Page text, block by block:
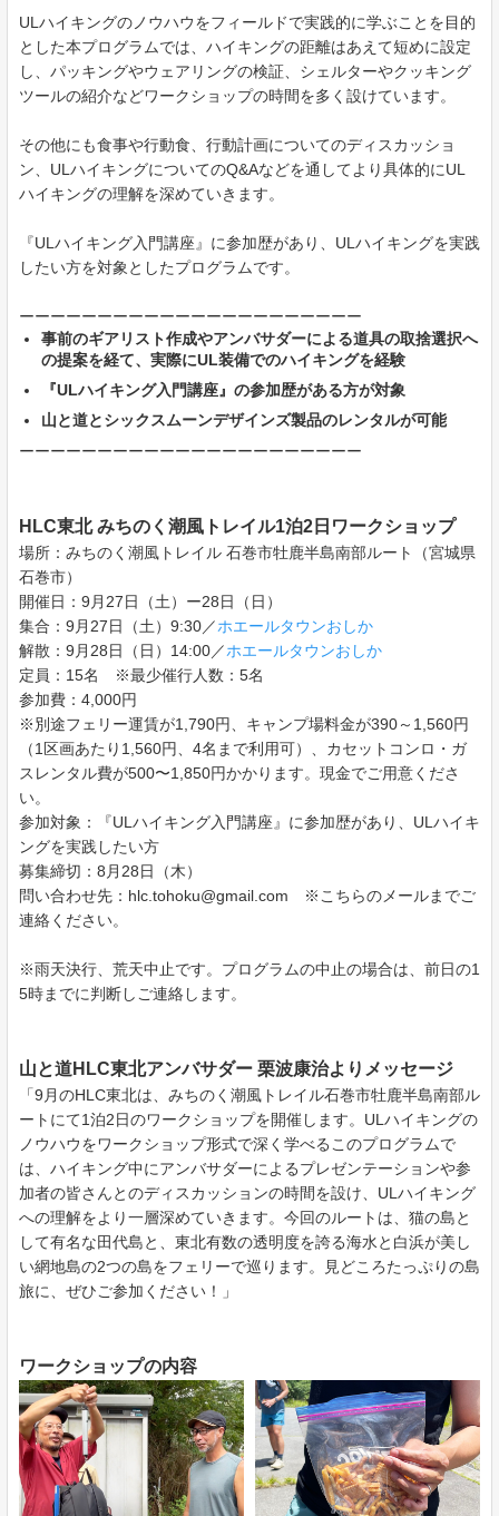
ULハイキングのノウハウをフィールドで実践的に学ぶことを目的
とした本プログラムでは、ハイキングの距離はあえて短めに設定
し、パッキングやウェアリングの検証、シェルターやクッキング
ツールの紹介などワークショップの時間を多く設けています。
その他にも食事や行動食、行動計画についてのディスカッショ
ン、ULハイキングについてのQ&Aなどを通してより具体的にUL
ハイキングの理解を深めていきます。
『ULハイキング入門講座』に参加歴があり、ULハイキングを実践
したい方を対象としたプログラムです。
ーーーーーーーーーーーーーーーーーーーーーー
事前のギアリスト作成やアンバサダーによる道具の取捨選択へ
の提案を経て、実際にUL装備でのハイキングを経験
『ULハイキング入門講座』の参加歴がある方が対象
山と道とシックスムーンデザインズ製品のレンタルが可能
ーーーーーーーーーーーーーーーーーーーーーー
HLC東北 みちのく潮風トレイル1泊2日ワークショップ
場所：みちのく潮風トレイル 石巻市牡鹿半島南部ルート（宮城県
石巻市）
開催日：9月27日（土）ー28日（日）
集合：9月27日（土）9:30／ホエールタウンおしか
解散：9月28日（日）14:00／ホエールタウンおしか
定員：15名 ※最少催行人数：5名
参加費：4,000円
※別途フェリー運賃が1,790円、キャンプ場料金が390～1,560円
（1区画あたり1,560円、4名まで利用可）、カセットコンロ・ガ
スレンタル費が500〜1,850円かかります。現金でご用意くださ
い。
参加対象：『ULハイキング入門講座』に参加歴があり、ULハイキ
ングを実践したい方
募集締切：8月28日（木）
問い合わせ先：hlc.tohoku@gmail.com ※こちらのメールまでご
連絡ください。
※雨天決行、荒天中止です。プログラムの中止の場合は、前日の1
5時までに判断しご連絡します。
山と道HLC東北アンバサダー 栗波康治よりメッセージ
「9月のHLC東北は、みちのく潮風トレイル石巻市牡鹿半島南部ル
ートにて1泊2日のワークショップを開催します。ULハイキングの
ノウハウをワークショップ形式で深く学べるこのプログラムで
は、ハイキング中にアンバサダーによるプレゼンテーションや参
加者の皆さんとのディスカッションの時間を設け、ULハイキング
への理解をより一層深めていきます。今回のルートは、猫の島と
して有名な田代島と、東北有数の透明度を誇る海水と白浜が美し
い網地島の2つの島をフェリーで巡ります。見どころたっぷりの島
旅に、ぜひご参加ください！」
ワークショップの内容